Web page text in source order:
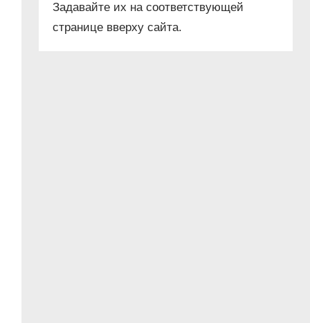
Задавайте их на соответствующей
странице вверху сайта.